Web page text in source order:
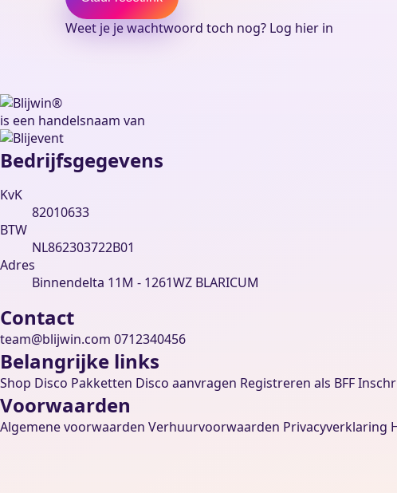
Weet je je wachtwoord toch nog? Log hier in
Blijwin® is een handelsnaam van Blijevent BV
is een handelsnaam van
Bedrijfsgegevens
KvK
82010633
BTW
NL862303722B01
Adres
Binnendelta 11M - 1261WZ BLARICUM
Contact
team@blijwin.com 0712340456
Belangrijke links
Shop Disco Pakketten Disco aanvragen Registreren als BFF
Voorwaarden
Algemene voorwaarden Verhuurvoorwaarden Privacyverklaring